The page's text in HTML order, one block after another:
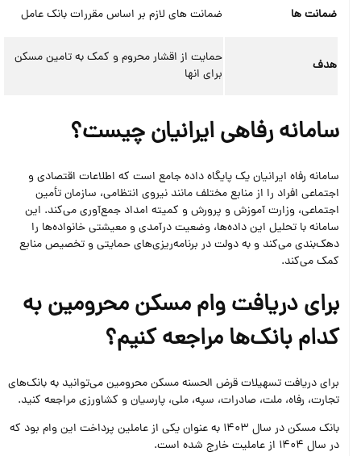
ضمانت ها ضمانت های لازم بر اساس مقررات بانک عامل
هدف
حمایت از اقشار محروم و کمک به تامین مسکن
برای انها
سامانه رفاهی ایرانیان چیست؟
سامانه رفاه ایرانیان یک پایگاه داده جامع است که اطلاعات اقتصادی و
اجتماعی افراد را از منابع مختلف مانند نیروی انتظامی، سازمان تأمین
اجتماعی، وزارت آموزش و پرورش و کمیته امداد جمع‌آوری می‌کند. این
سامانه با تحلیل این داده‌ها، وضعیت درآمدی و معیشتی خانواده‌ها را
دهک‌بندی می‌کند و به دولت در برنامه‌ریزی‌های حمایتی و تخصیص منابع
کمک می‌کند.
برای دریافت وام مسکن محرومین به
کدام بانک‌ها مراجعه کنیم؟
برای دریافت تسهیلات قرض الحسنه مسکن محرومین می‌توانید به بانک‌های
تجارت، رفاه، ملت، صادرات، سپه، ملی، پارسیان و کشاورزی مراجعه کنید.
بانک مسکن در سال 1403 به عنوان یکی از عاملین پرداخت این وام بود که
در سال 1404 از عاملیت خارج شده است.